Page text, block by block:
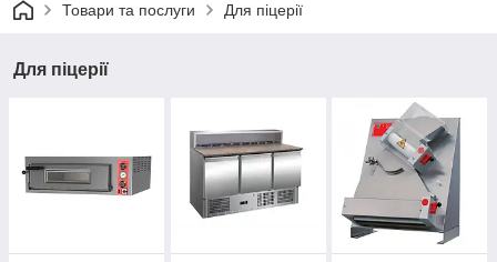
Товари та послуги Для піцерії
Для піцерії